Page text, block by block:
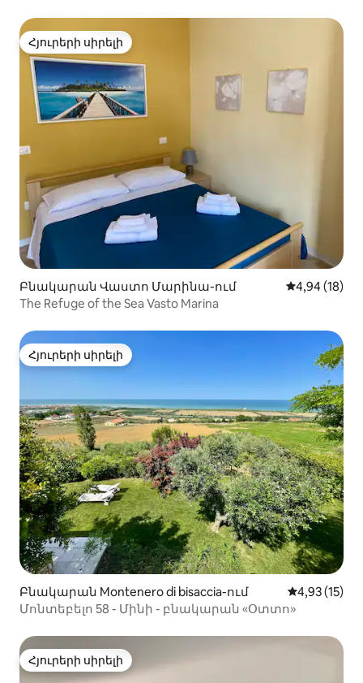
Հյուրերի սիրելի
Հյուրերի սիրելի
Բնակարան Վաստո Մարինա-ում Միջին
4,94 (18)
The Refuge of the Sea Vasto Marina
Հյուրերի սիրելի
Հյուրերի սիրելի
Բնակարան Montenero di bisaccia-ում Միջին
4,93 (15)
Մոնտեբելո 58 - Մինի - բնակարան «Օտտո»
Հյուրերի սիրելի
Հյուրերի սիրելի